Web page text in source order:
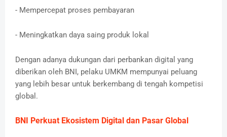
- Mempercepat proses pembayaran
- Meningkatkan daya saing produk lokal
Dengan adanya dukungan dari perbankan digital yang
diberikan oleh BNI, pelaku UMKM mempunyai peluang
yang lebih besar untuk berkembang di tengah kompetisi
global.
BNI Perkuat Ekosistem Digital dan Pasar Global